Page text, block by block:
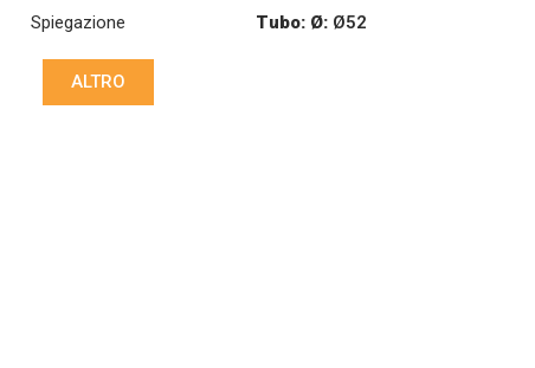
5010557232
Spiegazione Tubo: Ø: Ø52
ALTRO